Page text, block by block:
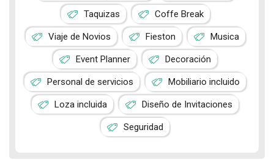
Taquizas Coffe Break
Viaje de Novios Fieston Musica
Event Planner Decoración
Personal de servicios Mobiliario incluido
Loza incluida Diseño de Invitaciones
Seguridad